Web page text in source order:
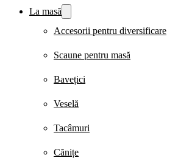
La masă
Accesorii pentru diversificare
Scaune pentru masă
Bavețici
Veselă
Tacâmuri
Cănițe